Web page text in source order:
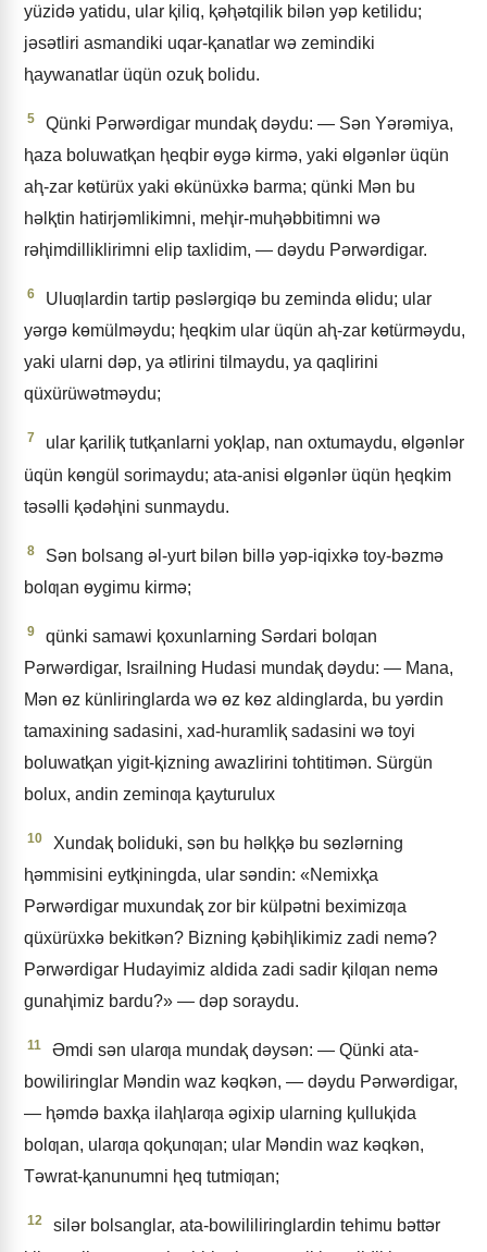
yüzidǝ yatidu, ular ⱪiliq, ⱪǝⱨǝtqilik bilǝn yǝp ketilidu;
jǝsǝtliri asmandiki uqar-ⱪanatlar wǝ zemindiki
ⱨaywanatlar üqün ozuⱪ bolidu.
5
Qünki Pǝrwǝrdigar mundaⱪ dǝydu: — Sǝn Yǝrǝmiya,
ⱨaza boluwatⱪan ⱨeqbir ɵygǝ kirmǝ, yaki ɵlgǝnlǝr üqün
aⱨ-zar kɵtürüx yaki ɵkünüxkǝ barma; qünki Mǝn bu
hǝlⱪtin hatirjǝmlikimni, meⱨir-muⱨǝbbitimni wǝ
rǝⱨimdilliklirimni elip taxlidim, — dǝydu Pǝrwǝrdigar.
6
Uluƣlardin tartip pǝslǝrgiqǝ bu zeminda ɵlidu; ular
yǝrgǝ kɵmülmǝydu; ⱨeqkim ular üqün aⱨ-zar kɵtürmǝydu,
yaki ularni dǝp, ya ǝtlirini tilmaydu, ya qaqlirini
qüxürüwǝtmǝydu;
7
ular ⱪariliⱪ tutⱪanlarni yoⱪlap, nan oxtumaydu, ɵlgǝnlǝr
üqün kɵngül sorimaydu; ata-anisi ɵlgǝnlǝr üqün ⱨeqkim
tǝsǝlli ⱪǝdǝⱨini sunmaydu.
8
Sǝn bolsang ǝl-yurt bilǝn billǝ yǝp-iqixkǝ toy-bǝzmǝ
bolƣan ɵygimu kirmǝ;
9
qünki samawi ⱪoxunlarning Sǝrdari bolƣan
Pǝrwǝrdigar, Israilning Hudasi mundaⱪ dǝydu: — Mana,
Mǝn ɵz künliringlarda wǝ ɵz kɵz aldinglarda, bu yǝrdin
tamaxining sadasini, xad-huramliⱪ sadasini wǝ toyi
boluwatⱪan yigit-ⱪizning awazlirini tohtitimǝn. Sürgün
bolux, andin zeminƣa ⱪayturulux
10
Xundaⱪ boliduki, sǝn bu hǝlⱪⱪǝ bu sɵzlǝrning
ⱨǝmmisini eytⱪiningda, ular sǝndin: «Nemixⱪa
Pǝrwǝrdigar muxundaⱪ zor bir külpǝtni beximizƣa
qüxürüxkǝ bekitkǝn? Bizning ⱪǝbiⱨlikimiz zadi nemǝ?
Pǝrwǝrdigar Hudayimiz aldida zadi sadir ⱪilƣan nemǝ
gunaⱨimiz bardu?» — dǝp soraydu.
11
Əmdi sǝn ularƣa mundaⱪ dǝysǝn: — Qünki ata-
bowiliringlar Mǝndin waz kǝqkǝn, — dǝydu Pǝrwǝrdigar,
— ⱨǝmdǝ baxⱪa ilaⱨlarƣa ǝgixip ularning ⱪulluⱪida
bolƣan, ularƣa qoⱪunƣan; ular Mǝndin waz kǝqkǝn,
Tǝwrat-ⱪanunumni ⱨeq tutmiƣan;
12
silǝr bolsanglar, ata-bowililiringlardin tehimu bǝttǝr